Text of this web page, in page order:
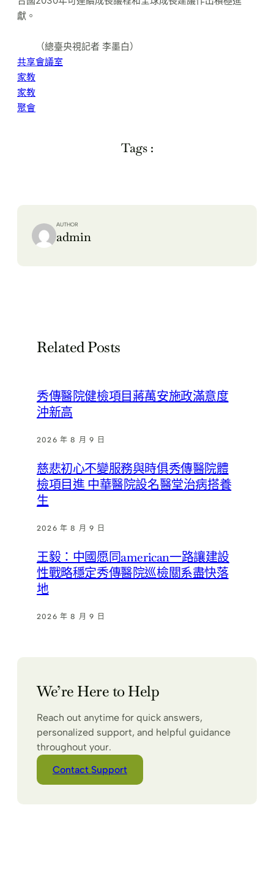
獻。
（總臺央視記者 李墨白）
共享會議室
家教
家教
聚會
Tags :
AUTHOR
admin
Related Posts
秀傳醫院健檢項目蔣萬安施政滿意度
沖新高
2026 年 8 月 9 日
慈悲初心不變服務與時俱秀傳醫院體
檢項目進 中華醫院設名醫堂治病搭養
生
2026 年 8 月 9 日
王毅：中國愿同american一路讓建設
性戰略穩定秀傳醫院巡檢關系盡快落
地
2026 年 8 月 9 日
We’re Here to Help
Reach out anytime for quick answers,
personalized support, and helpful guidance
throughout your.
Contact Support